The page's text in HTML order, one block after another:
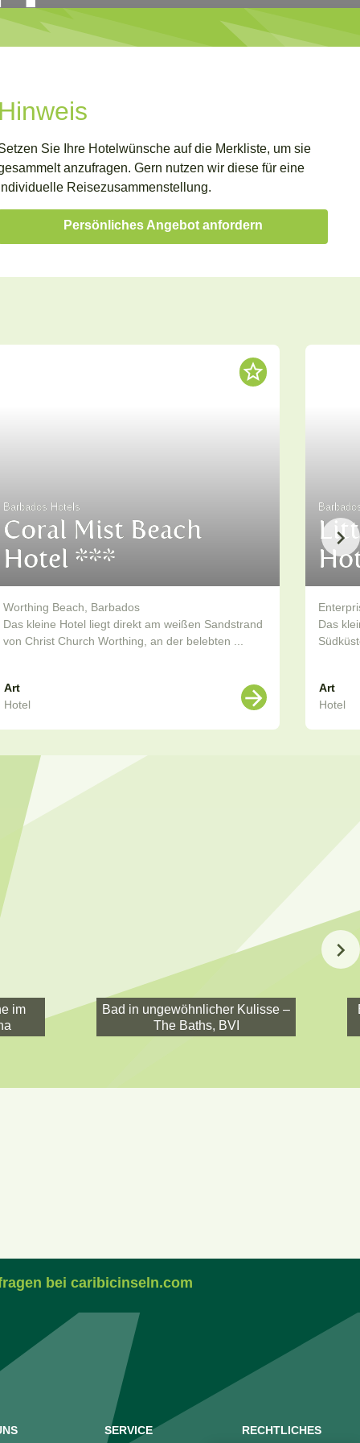
Sie Ihre Hotelwünsche auf die Merkliste, um sie
anzufragen. Gern nutzen wir diese für eine
Reisezusammenstellung.
Persönliches Angebot anfordern
Barbados Hotels
Coral Mist Beach
Hotel ***
Worthing Beach, Barbados
Das kleine Hotel liegt direkt am weißen Sandstrand
von Christ Church Worthing, an der belebten ...
Art
Hotel
Das
Art
Hotel
im
Bad in ungewöhnlicher Kulisse –
The Baths, BVI
bei caribicinseln.com
RECHTLICHES
SERVICE